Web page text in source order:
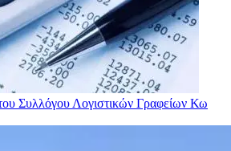
Συλλόγου Λογιστικών Γραφείων Κω